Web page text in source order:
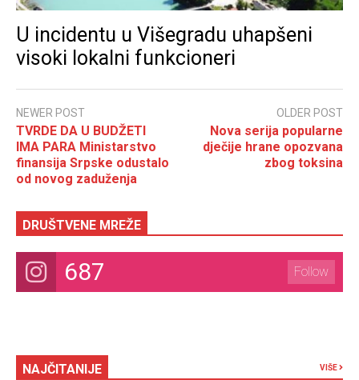
U incidentu u Višegradu uhapšeni
visoki lokalni funkcioneri
NEWER POST
TVRDE DA U BUDŽETI
IMA PARA Ministarstvo
finansija Srpske odustalo
od novog zaduženja
OLDER POST
Nova serija popularne
dječije hrane opozvana
zbog toksina
DRUŠTVENE MREŽE
687 Follow
NAJČITANIJE VIŠE